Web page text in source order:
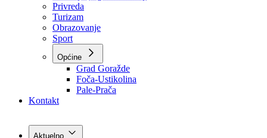
O kantonu
Simboli kantona (Grb, zastava)
Historija (digitalni muzej)
Privreda
Turizam
Obrazovanje
Sport
Općine
Kontakt